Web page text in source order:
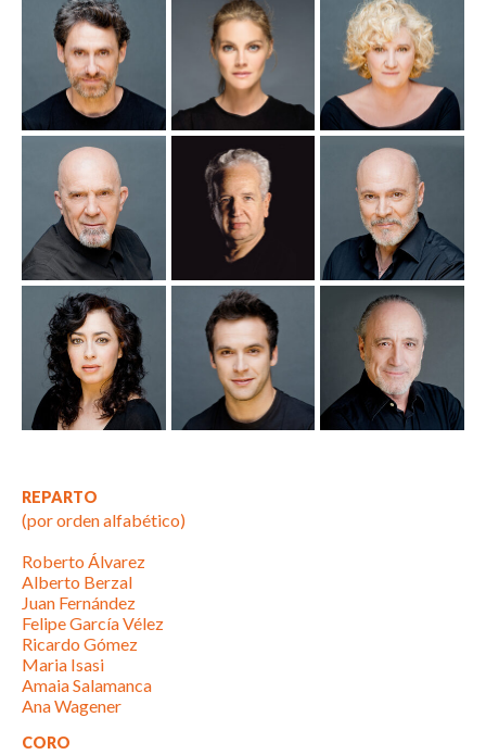
REPARTO
(por orden alfabético)
Roberto Álvarez
Alberto Berzal
Juan Fernández
Felipe García Vélez
Ricardo Gómez
Maria Isasi
Amaia Salamanca
Ana Wagener
CORO